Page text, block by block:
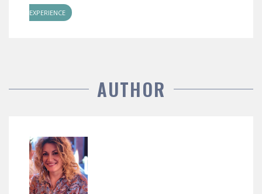
EXPERIENCE
AUTHOR